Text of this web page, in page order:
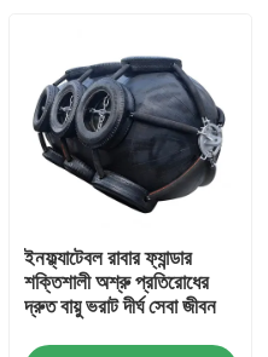
ইনফ্ল্যাটেবল রাবার ফ্যান্ডার
শক্তিশালী অশ্রু প্রতিরোধের
দ্রুত বায়ু ভরাট দীর্ঘ সেবা জীবন